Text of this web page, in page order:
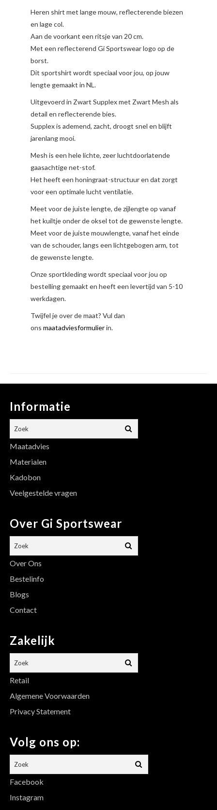
Heren shirt met lange mouw, reflecterende biezen
en lage col.
Aan de voorkant een ritsje van 20 cm.
Met een reflecterend Gi Sportswear logo op de
borst.
Dit sportshirt wordt speciaal voor jou, op jouw
lengte gemaakt in NL.
Uitgevoerd in Zwart Supplex met Zwart Mesh als
detail en reflecterende bies.
Supplex is ademend, zacht, droogt snel en blijft
jarenlang mooi.
Mesh is een hele lichte, zeer luchtdoorlatende
gaasachtige net-stof.
Het heeft een honingraat-structuur en dat zorgt
voor een optimale lucht ventilatie.
Meet voor de juiste lengte, de zijlengte op vanaf
het kuiltje onder de oksel tot de gewenste lengte.
Meet voor de juiste mouwlengte, vanaf het einde
van de schouder, langs een lichtgebogen arm, tot
de gewenste lengte.
Onze sportkleding wordt speciaal voor jou op
bestelling gemaakt en heeft een levertijd van 5-10
werkdagen.
Twijfel je over de maat? Vul dan
ons maatadviesformulierin.
Informatie
Maatadvies
Materialen
Kadobon
Veelgestelde vragen
Over Gi Sportswear
Over Ons
Bestelinfo
Blogs
Contact
Zakelijk
Retail
Algemene Voorwaarden
Privacy Statement
Volg ons op:
Facebook
Instagram